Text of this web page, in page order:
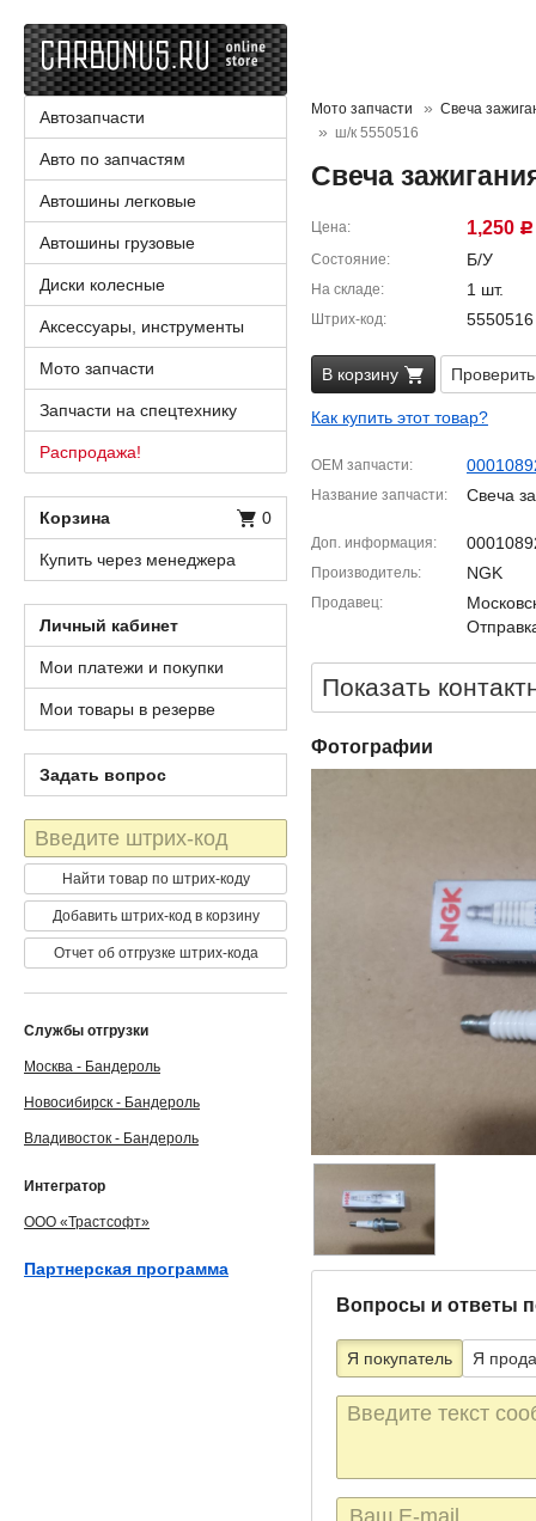
Мото запчасти
Свеча
ш/к 5550516
Свеча
Цена 1,250 Р
Состояние Б/У
На складе 1 шт.
Штрих-код 5550516
В корзину
Как купить этот товар?
OEM запчасти
Название запчасти Свеча
Доп. информация
Производитель NGK
Продавец
Показать
Фотографии
Вопросы и ответы
Я покупатель Я
Текст
сообщения
E-
Автозапчасти
Авто по запчастям
Автошины легковые
Автошины грузовые
Диски колесные
Аксессуары, инструменты
Мото запчасти
Запчасти на спецтехнику
Распродажа!
Корзина 0
Купить через менеджера
Личный кабинет
Мои платежи и покупки
Мои товары в резерве
Задать вопрос
Штрих-
код
Найти товар по штрих-коду
Добавить штрих-код в корзину
Отчет об отгрузке штрих-кода
Службы отгрузки
Москва - Бандероль
Новосибирск - Бандероль
Владивосток - Бандероль
Интегратор
ООО «Трастсофт»
Партнерская программа